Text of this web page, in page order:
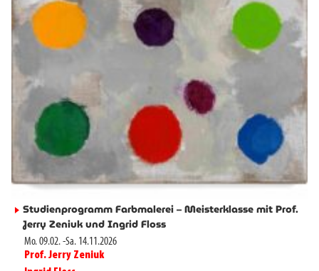
► Studienprogramm Farbmalerei – Meisterklasse mit Prof.
Jerry Zeniuk und Ingrid Floss
Mo. 09.02.-Sa. 14.11.2026
Prof. Jerry Zeniuk